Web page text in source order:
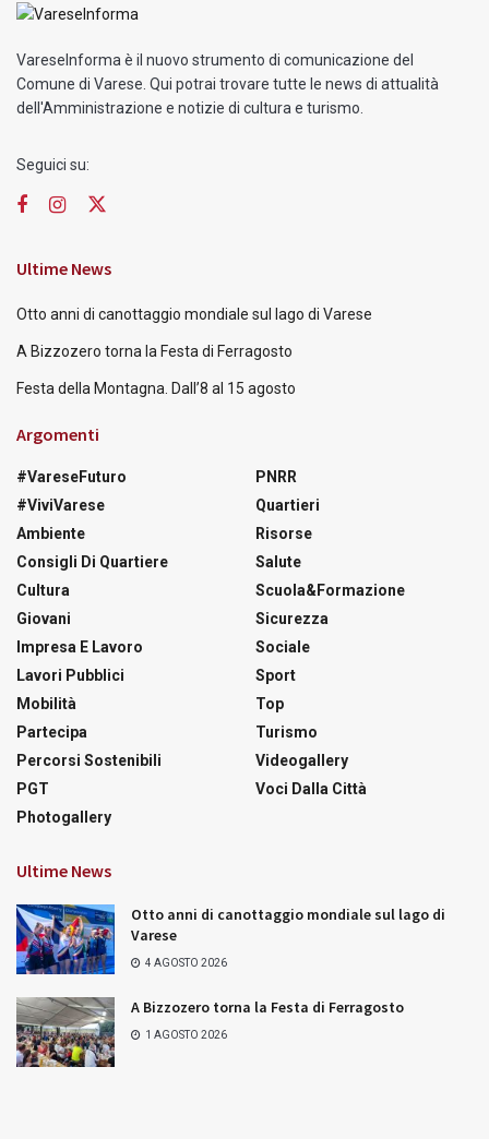
VareseInforma è il nuovo strumento di comunicazione del
Comune di Varese. Qui potrai trovare tutte le news di attualità
dell'Amministrazione e notizie di cultura e turismo.
Seguici su:
Ultime News
Otto anni di canottaggio mondiale sul lago di Varese
A Bizzozero torna la Festa di Ferragosto
Festa della Montagna. Dall’8 al 15 agosto
Argomenti
#VareseFuturo
#ViviVarese
Ambiente
Consigli Di Quartiere
Cultura
Giovani
Impresa E Lavoro
Lavori Pubblici
Mobilità
Partecipa
Percorsi Sostenibili
PGT
Photogallery
PNRR
Quartieri
Risorse
Salute
Scuola&Formazione
Sicurezza
Sociale
Sport
Top
Turismo
Videogallery
Voci Dalla Città
Ultime News
Otto anni di canottaggio mondiale sul lago di
Varese
4 AGOSTO 2026
A Bizzozero torna la Festa di Ferragosto
1 AGOSTO 2026